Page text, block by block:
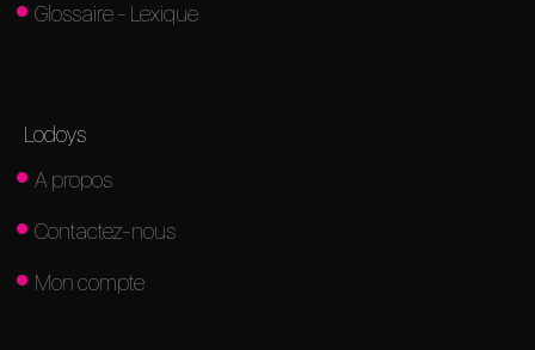
Lodoys
A propos
Contactez-nous
Mon compte
Glossaire - Lexique